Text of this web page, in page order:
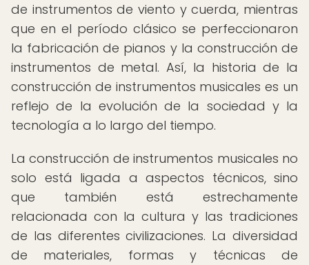
de instrumentos de viento y cuerda, mientras
que en el período clásico se perfeccionaron
la fabricación de pianos y la construcción de
instrumentos de metal. Así, la historia de la
construcción de instrumentos musicales es un
reflejo de la evolución de la sociedad y la
tecnología a lo largo del tiempo.
La construcción de instrumentos musicales no
solo está ligada a aspectos técnicos, sino
que también está estrechamente
relacionada con la cultura y las tradiciones
de las diferentes civilizaciones. La diversidad
de materiales, formas y técnicas de